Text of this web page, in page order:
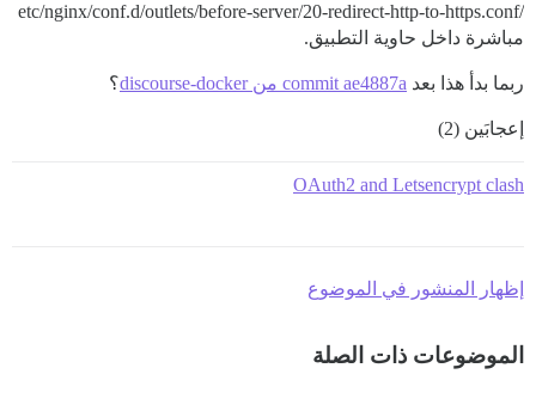
/etc/nginx/conf.d/outlets/before-server/20-redirect-http-to-https.conf
مباشرة داخل حاوية التطبيق.
ربما بدأ هذا بعد commit ae4887a من discourse-docker ؟
إعجابَين (2)
OAuth2 and Letsencrypt clash
إظهار المنشور في الموضوع
الموضوعات ذات الصلة